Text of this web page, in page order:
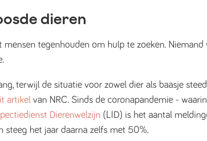
dieren
mensen tegenhouden om hulp te zoeken.
terwijl de situatie voor zowel dier als baasje
artikel van NRC. Sinds de coronapandemie -
Dierenwelzijn (LID) is het aantal
steeg het jaar daarna zelfs met 50%.